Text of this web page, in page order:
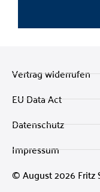
Vertrag widerrufen
EU Data Act
Datenschutz
Impressum
© August 2026 Fritz